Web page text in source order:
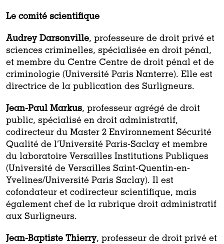
Le comité scientifique
Audrey Darsonville, professeure de droit privé et
sciences criminelles, spécialisée en droit pénal,
et membre du Centre Centre de droit pénal et de
criminologie (Université Paris Nanterre). Elle est
directrice de la publication des Surligneurs.
Jean-Paul Markus, professeur agrégé de droit
public, spécialisé en droit administratif,
codirecteur du Master 2 Environnement Sécurité
Qualité de l’Université Paris-Saclay et membre
du laboratoire Versailles Institutions Publiques
(Université de Versailles Saint-Quentin-en-
Yvelines/Université Paris Saclay). Il est
cofondateur et codirecteur scientifique, mais
également chef de la rubrique droit administratif
aux Surligneurs.
Jean-Baptiste Thierry, professeur de droit privé et